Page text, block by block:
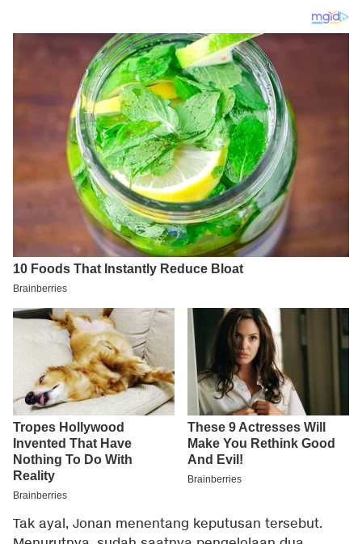
Tak ayal, Jonan menentang keputusan tersebut.